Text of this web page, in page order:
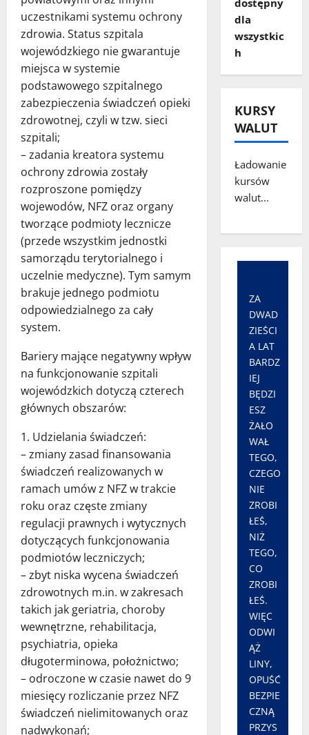
uczestnikami systemu ochrony
zdrowia. Status szpitala
wojewódzkiego nie gwarantuje
miejsca w systemie
podstawowego szpitalnego
zabezpieczenia świadczeń opieki
zdrowotnej, czyli w tzw. sieci
szpitali;
– zadania kreatora systemu
ochrony zdrowia zostały
rozproszone pomiędzy
wojewodów, NFZ oraz organy
tworzące podmioty lecznicze
(przede wszystkim jednostki
samorządu terytorialnego i
uczelnie medyczne). Tym samym
brakuje jednego podmiotu
odpowiedzialnego za cały
system.
Bariery mające negatywny wpływ
na funkcjonowanie szpitali
wojewódzkich dotyczą czterech
głównych obszarów:
1. Udzielania świadczeń:
– zmiany zasad finansowania
świadczeń realizowanych w
ramach umów z NFZ w trakcie
roku oraz częste zmiany
regulacji prawnych i wytycznych
dotyczących funkcjonowania
podmiotów leczniczych;
– zbyt niska wycena świadczeń
zdrowotnych m.in. w zakresach
takich jak geriatria, choroby
wewnętrzne, rehabilitacja,
psychiatria, opieka
długoterminowa, położnictwo;
– odroczone w czasie nawet do 9
miesięcy rozliczanie przez NFZ
świadczeń nielimitowanych oraz
nadwykonań;
dostępny
dla
wszystkic
h
KURSY
WALUT
Ładowanie
kursów
walut...
ZA
DWAD
ZIEŚCI
A LAT
BARDZ
IEJ
BĘDZI
ESZ
ŻAŁO
WAŁ
TEGO,
CZEGO
NIE
ZROBI
ŁEŚ,
NIŻ
TEGO,
CO
ZROBI
ŁEŚ.
WIĘC
ODWI
ĄŻ
LINY,
OPUŚĆ
BEZPIE
CZNĄ
PRZYS